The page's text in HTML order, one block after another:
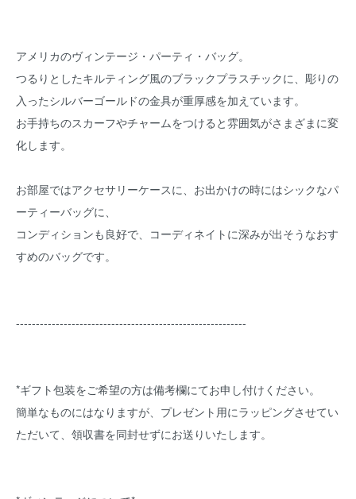
アメリカのヴィンテージ・パーティ・バッグ。
つるりとしたキルティング風のブラックプラスチックに、彫りの
入ったシルバーゴールドの金具が重厚感を加えています。
お手持ちのスカーフやチャームをつけると雰囲気がさまざまに変
化します。
お部屋ではアクセサリーケースに、お出かけの時にはシックなパ
ーティーバッグに、
コンディションも良好で、コーディネイトに深みが出そうなおす
すめのバッグです。
----------------------------------------------------------
*ギフト包装をご希望の方は備考欄にてお申し付けください。
簡単なものにはなりますが、プレゼント用にラッピングさせてい
ただいて、領収書を同封せずにお送りいたします。